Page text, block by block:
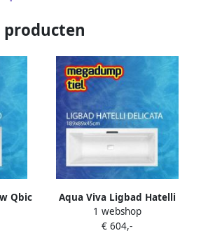
Qbic
Aqua Viva Ligbad Hatelli
Delicata 180X80X45 cm Wit
1 webshop
€ 604,-